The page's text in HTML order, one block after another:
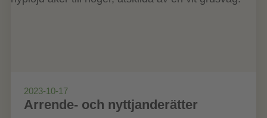
2023-10-17
Arrende- och nyttjanderätter